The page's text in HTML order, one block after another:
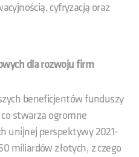
cyfryzacją oraz
dla rozwoju firm
beneficjentów funduszy
stwarza ogromne
unijnej perspektywy 2021-
miliardów złotych, z czego